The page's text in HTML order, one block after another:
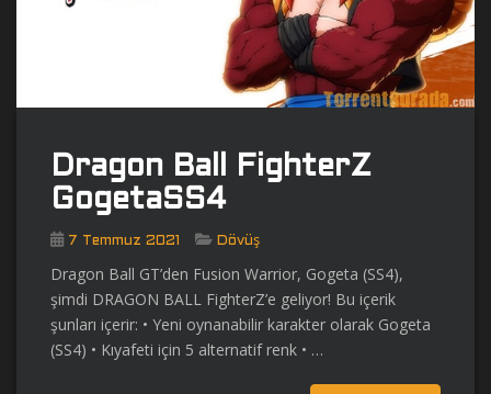
Dragon Ball FighterZ
GogetaSS4
7 Temmuz 2021 Dövüş
Dragon Ball GT’den Fusion Warrior, Gogeta (SS4),
şimdi DRAGON BALL FighterZ’e geliyor! Bu içerik
şunları içerir: • Yeni oynanabilir karakter olarak Gogeta
(SS4) • Kıyafeti için 5 alternatif renk • …